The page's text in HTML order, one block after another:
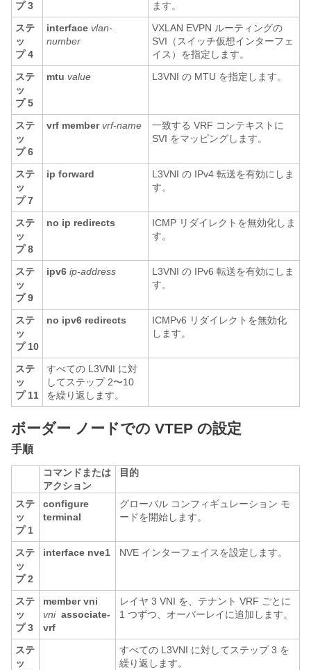
プ 3
ます。
ステ
ッ
プ 4
interface vlan-
number
VXLAN EVPN ルーティングの
SVI（スイッチ仮想インターフェ
イス）を指定します。
ステ
ッ
プ 5
mtu value L3VNI の MTU を指定します。
ステ
ッ
プ 6
vrf member vrf-name
一致する VRF コンテキストに
SVI をマッピングします。
ステ
ッ
プ 7
ip forward
L3VNI の IPv4 転送を有効にしま
す。
ステ
ッ
プ 8
no ip redirects
ICMP リダイレクトを無効化しま
す。
ステ
ッ
プ 9
ipv6 ip-address
L3VNI の IPv6 転送を有効にしま
す。
ステ
ッ
プ 10
no ipv6 redirects
ICMPv6 リダイレクトを無効化
します。
ステ
ッ
プ 11
すべての L3VNI に対
してステップ 2〜10
を繰り返します。
ボーダー ノードでの VTEP の設定
手順
コマンドまたは
アクション
目的
ステ
ッ
プ 1
configure
terminal
グローバル コンフィギュレーション モ
ードを開始します。
ステ
ッ
プ 2
interface nve1 NVE インターフェイスを設定します。
ステ
ッ
プ 3
member vni
vni associate-
vrf
レイヤ 3 VNI を、テナント VRF ごとに
1 つずつ、オーバーレイに追加します。
ステ
ッ
すべての L3VNI に対してステップ 3 を
繰り返します。